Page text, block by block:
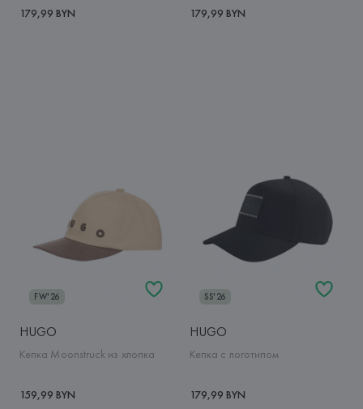
179,99 BYN 179,99 BYN
FW'26
HUGO
Кепка Moonstruck из хлопка
159,99 BYN
SS'26
HUGO
Кепка с логотипом
179,99 BYN